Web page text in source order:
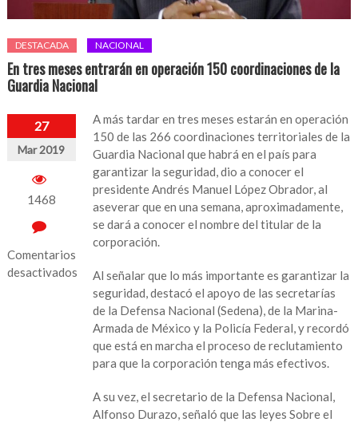
DESTACADA NACIONAL
En tres meses entrarán en operación 150 coordinaciones de la
Guardia Nacional
27
Mar 2019
1468
Comentarios
desactivados
A más tardar en tres meses estarán en operación
150 de las 266 coordinaciones territoriales de la
Guardia Nacional que habrá en el país para
garantizar la seguridad, dio a conocer el
presidente Andrés Manuel López Obrador, al
aseverar que en una semana, aproximadamente,
se dará a conocer el nombre del titular de la
corporación.
Al señalar que lo más importante es garantizar la
seguridad, destacó el apoyo de las secretarías
de la Defensa Nacional (Sedena), de la Marina-
Armada de México y la Policía Federal, y recordó
que está en marcha el proceso de reclutamiento
para que la corporación tenga más efectivos.
A su vez, el secretario de la Defensa Nacional,
Alfonso Durazo, señaló que las leyes Sobre el